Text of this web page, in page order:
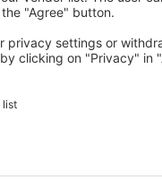
Bartolomeo
de Gusmao
Airport (LAZ)